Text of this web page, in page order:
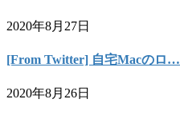
2020年8月27日
[From Twitter] 自宅Macのロ…
2020年8月26日